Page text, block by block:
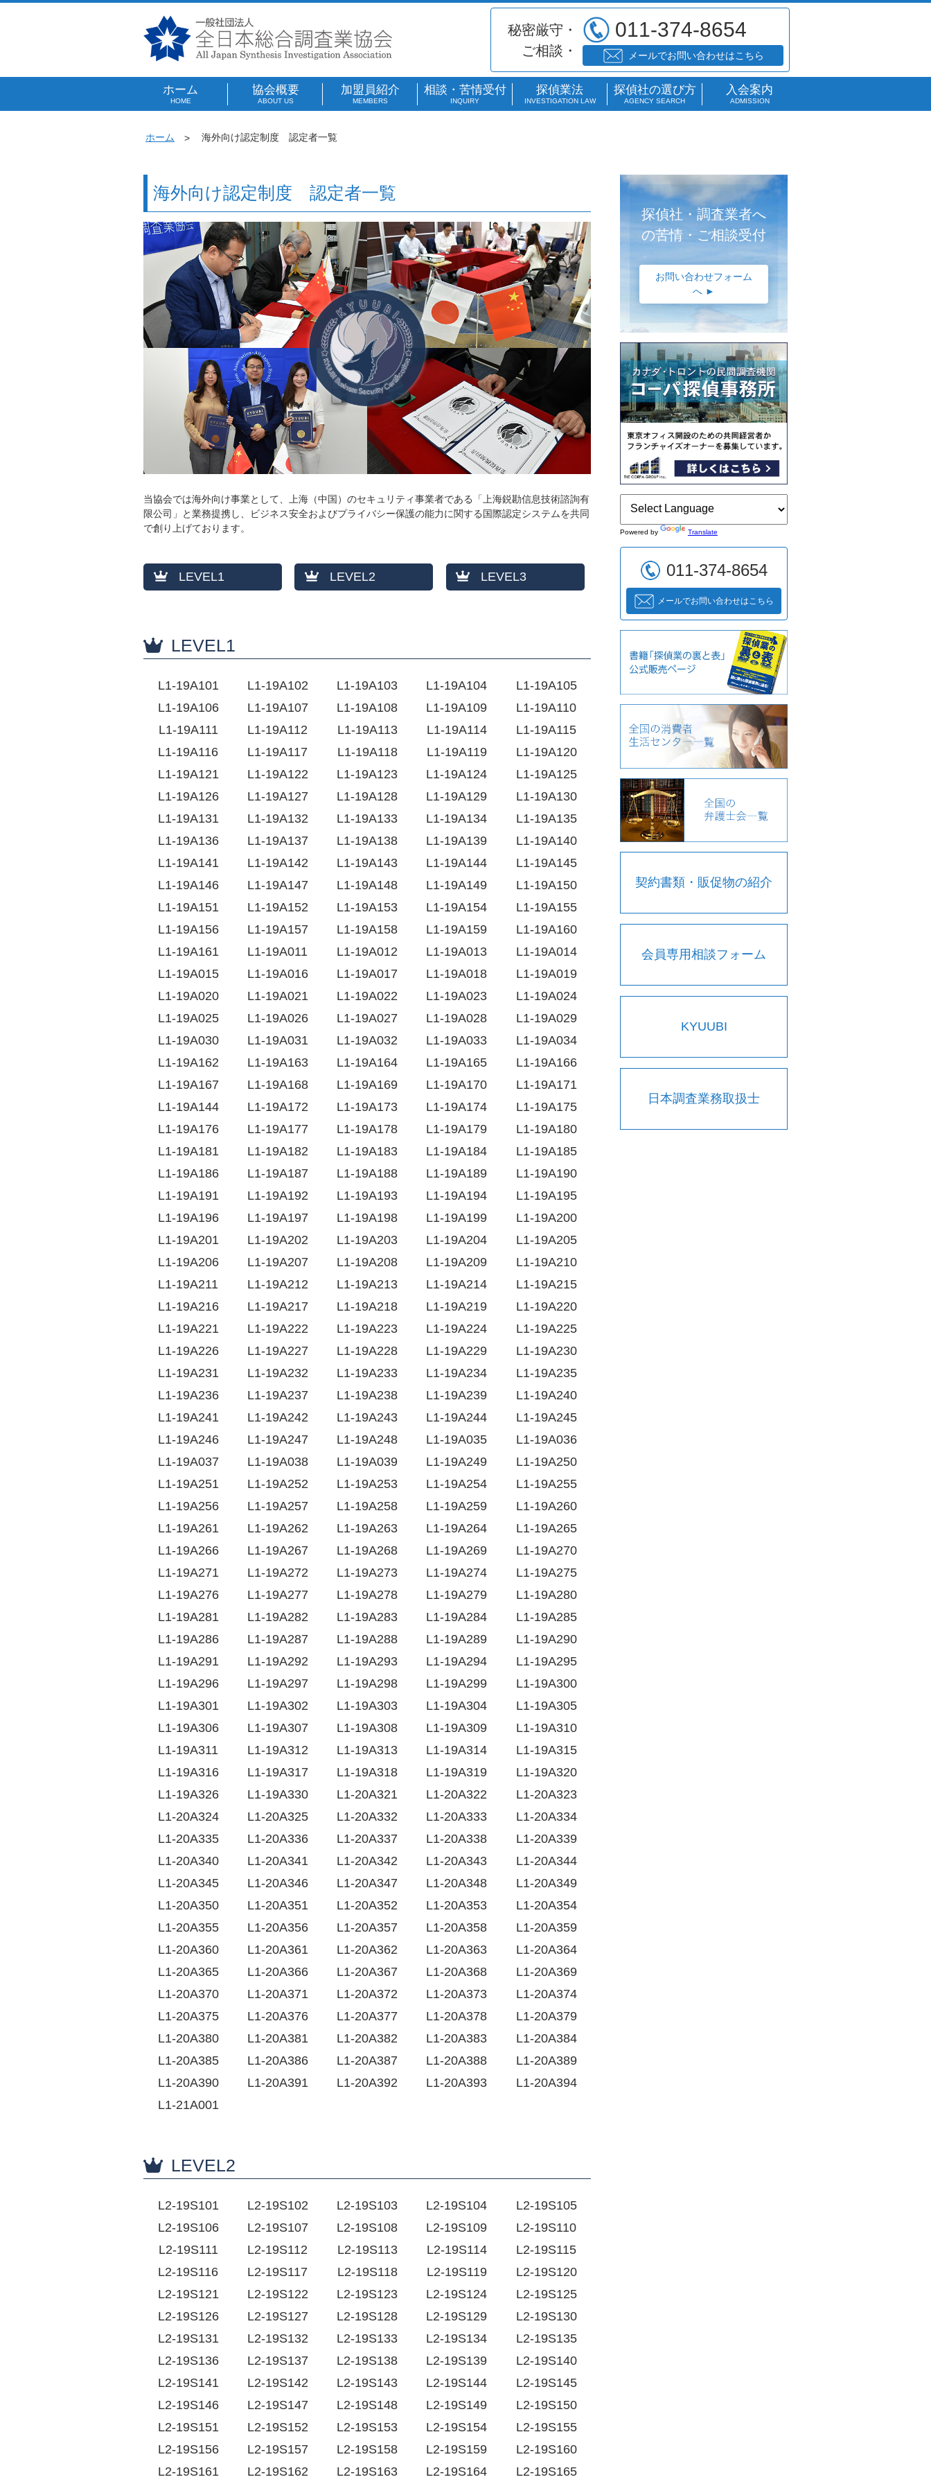
秘密厳守
ご相談
011-374-8654
メールでお問い合わせはこちら
ホーム
HOME
協会概要
ABOUT US
加盟員紹介
MEMBERS
相談・苦情受付
INQUIRY
探偵業法
INVESTIGATION LAW
探偵社の選び方
AGENCY SEARCH
入会案内
ADMISSION
ホーム 海外向け認定制度 認定者一覧
海外向け認定制度 認定者一覧
当協会では海外向け事業として、上海（中国）のセキュリティ事業者である「上海鋭勘信息技術諮詢有
限公司」と業務提携し、ビジネス安全およびプライバシー保護の能力に関する国際認定システムを共同
で創り上げております。
LEVEL1 LEVEL2 LEVEL3
LEVEL1
L1-19A101 L1-19A102 L1-19A103 L1-19A104
L1-19A105
L1-19A106
L1-19A107 L1-19A108 L1-19A109
L1-19A110
L1-19A111
L1-19A112 L1-19A113 L1-19A114
L1-19A115
L1-19A116
L1-19A117 L1-19A118 L1-19A119
L1-19A120
L1-19A121
L1-19A122 L1-19A123 L1-19A124
L1-19A125
L1-19A126
L1-19A127 L1-19A128 L1-19A129
L1-19A130
L1-19A131
L1-19A132 L1-19A133 L1-19A134
L1-19A135
L1-19A136
L1-19A137 L1-19A138 L1-19A139
L1-19A140
L1-19A141
L1-19A142 L1-19A143 L1-19A144
L1-19A145
L1-19A146
L1-19A147 L1-19A148 L1-19A149
L1-19A150
L1-19A151
L1-19A152 L1-19A153 L1-19A154
L1-19A155
L1-19A156
L1-19A157 L1-19A158 L1-19A159
L1-19A160
L1-19A161
L1-19A011 L1-19A012 L1-19A013
L1-19A014
L1-19A015
L1-19A016 L1-19A017 L1-19A018
L1-19A019
L1-19A020
L1-19A021 L1-19A022 L1-19A023
L1-19A024
L1-19A025
L1-19A026 L1-19A027 L1-19A028
L1-19A029
L1-19A030
L1-19A031 L1-19A032 L1-19A033
L1-19A034
L1-19A162
L1-19A163 L1-19A164 L1-19A165
L1-19A166
L1-19A167
L1-19A168 L1-19A169 L1-19A170
L1-19A171
L1-19A144
L1-19A172 L1-19A173 L1-19A174
L1-19A175
L1-19A176
L1-19A177 L1-19A178 L1-19A179
L1-19A180
L1-19A181
L1-19A182 L1-19A183 L1-19A184
L1-19A185
L1-19A186
L1-19A187 L1-19A188 L1-19A189
L1-19A190
L1-19A191
L1-19A192 L1-19A193 L1-19A194
L1-19A195
L1-19A196
L1-19A197 L1-19A198 L1-19A199
L1-19A200
L1-19A201
L1-19A202 L1-19A203 L1-19A204
L1-19A205
L1-19A206
L1-19A207 L1-19A208 L1-19A209
L1-19A210
L1-19A211
L1-19A212 L1-19A213 L1-19A214
L1-19A215
L1-19A216
L1-19A217 L1-19A218 L1-19A219
L1-19A220
L1-19A221
L1-19A222 L1-19A223 L1-19A224
L1-19A225
L1-19A226
L1-19A227 L1-19A228 L1-19A229
L1-19A230
L1-19A231
L1-19A232 L1-19A233 L1-19A234
L1-19A235
L1-19A236
L1-19A237 L1-19A238 L1-19A239
L1-19A240
L1-19A241
L1-19A242 L1-19A243 L1-19A244
L1-19A245
L1-19A246
L1-19A247 L1-19A248 L1-19A035
L1-19A036
L1-19A037
L1-19A038 L1-19A039 L1-19A249
L1-19A250
L1-19A251
L1-19A252 L1-19A253 L1-19A254
L1-19A255
L1-19A256
L1-19A257 L1-19A258 L1-19A259
L1-19A260
L1-19A261
L1-19A262 L1-19A263 L1-19A264
L1-19A265
L1-19A266
L1-19A267 L1-19A268 L1-19A269
L1-19A270
L1-19A271
L1-19A272 L1-19A273 L1-19A274
L1-19A275
L1-19A276
L1-19A277 L1-19A278 L1-19A279
L1-19A280
L1-19A281
L1-19A282 L1-19A283 L1-19A284
L1-19A285
L1-19A286
L1-19A287 L1-19A288 L1-19A289
L1-19A290
L1-19A291
L1-19A292 L1-19A293 L1-19A294
L1-19A295
L1-19A296
L1-19A297 L1-19A298 L1-19A299
L1-19A300
L1-19A301
L1-19A302 L1-19A303 L1-19A304
L1-19A305
L1-19A306
L1-19A307 L1-19A308 L1-19A309
L1-19A310
L1-19A311
L1-19A312 L1-19A313 L1-19A314
L1-19A315
L1-19A316
L1-19A317 L1-19A318 L1-19A319
L1-19A320
L1-19A326
L1-19A330 L1-20A321 L1-20A322
L1-20A323
L1-20A324
L1-20A325 L1-20A332 L1-20A333
L1-20A334
L1-20A335
L1-20A336 L1-20A337 L1-20A338
L1-20A339
L1-20A340
L1-20A341 L1-20A342 L1-20A343
L1-20A344
L1-20A345
L1-20A346 L1-20A347 L1-20A348
L1-20A349
L1-20A350
L1-20A351 L1-20A352 L1-20A353
L1-20A354
L1-20A355
L1-20A356 L1-20A357 L1-20A358
L1-20A359
L1-20A360
L1-20A361 L1-20A362 L1-20A363
L1-20A364
L1-20A365
L1-20A366 L1-20A367 L1-20A368
L1-20A369
L1-20A370
L1-20A371 L1-20A372 L1-20A373
L1-20A374
L1-20A375
L1-20A376 L1-20A377 L1-20A378
L1-20A379
L1-20A380
L1-20A381 L1-20A382 L1-20A383
L1-20A384
L1-20A385
L1-20A386 L1-20A387 L1-20A388
L1-20A389
L1-20A390
L1-20A391 L1-20A392 L1-20A393
L1-20A394
L1-21A001
LEVEL2
L2-19S101 L2-19S102 L2-19S103 L2-19S104
L2-19S105
L2-19S106
L2-19S107 L2-19S108 L2-19S109
L2-19S110
L2-19S111
L2-19S112 L2-19S113 L2-19S114
L2-19S115
L2-19S116
L2-19S117 L2-19S118 L2-19S119
L2-19S120
L2-19S121
L2-19S122 L2-19S123 L2-19S124
L2-19S125
L2-19S126
L2-19S127 L2-19S128 L2-19S129
L2-19S130
L2-19S131
L2-19S132 L2-19S133 L2-19S134
L2-19S135
L2-19S136
L2-19S137 L2-19S138 L2-19S139
L2-19S140
L2-19S141
L2-19S142 L2-19S143 L2-19S144
L2-19S145
L2-19S146
L2-19S147 L2-19S148 L2-19S149
L2-19S150
L2-19S151
L2-19S152 L2-19S153 L2-19S154
L2-19S155
L2-19S156
L2-19S157 L2-19S158 L2-19S159
L2-19S160
L2-19S161
L2-19S162 L2-19S163 L2-19S164 L2-19S165
探偵社・調査業者へ
の苦情・ご相談受付
お問い合わせフォーム
へ ►
Powered by Translate
011-374-8654
メールでお問い合わせはこちら
契約書類・販促物の紹介
会員専用相談フォーム
KYUUBI
日本調査業務取扱士